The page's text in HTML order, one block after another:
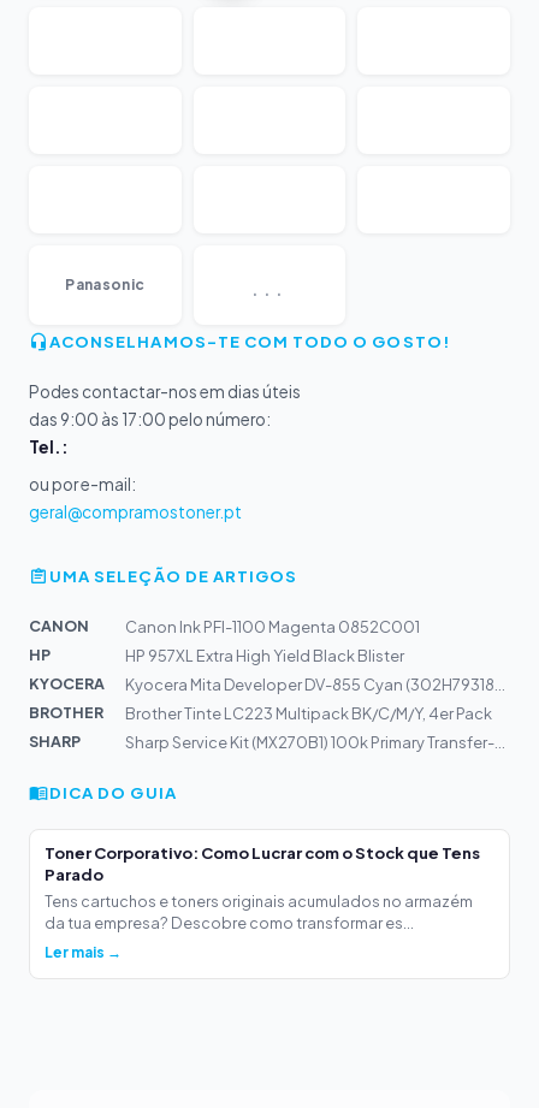
Panasonic ...
ACONSELHAMOS-TE COM TODO O GOSTO!
Podes contactar-nos em dias úteis
das 9:00 às 17:00 pelo número:
Tel.:
ou por e-mail:
geral@compramostoner.pt
UMA SELEÇÃO DE ARTIGOS
CANON
Canon Ink PFI-1100 Magenta 0852C001
HP
HP 957XL Extra High Yield Black Blister
KYOCERA
BROTHER
Brother Tinte LC223 Multipack BK/C/M/Y, 4er Pack
SHARP
DICA DO GUIA
Toner Corporativo: Como Lucrar com o Stock que Tens
Parado
Tens cartuchos e toners originais acumulados no armazém
da tua empresa? Descobre como transformar es...
Ler mais →